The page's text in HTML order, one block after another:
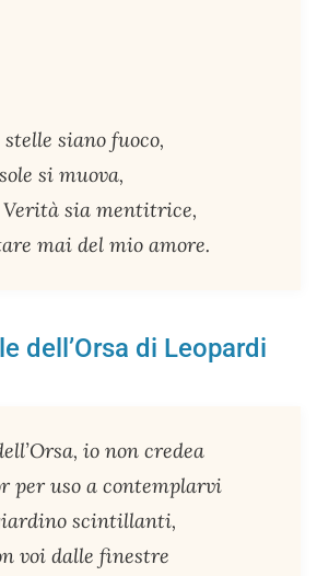
siano fuoco,
si muova,
sia mentitrice,
mai del mio amore.
dell’Orsa di Leopardi
io non credea
per uso a contemplarvi
scintillanti,
voi dalle finestre